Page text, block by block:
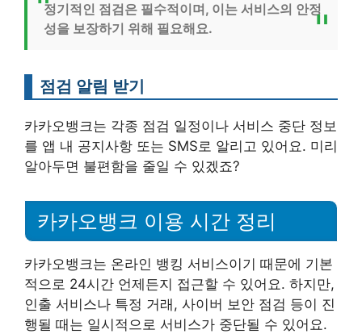
정기적인 점검은 필수적이며, 이는 서비스의 안정
성을 보장하기 위해 필요해요.
점검 알림 받기
카카오뱅크는 각종 점검 일정이나 서비스 중단 정보
를 앱 내 공지사항 또는 SMS로 알리고 있어요. 미리
알아두면 불편함을 줄일 수 있겠죠?
카카오뱅크 이용 시간 정리
카카오뱅크는 온라인 뱅킹 서비스이기 때문에 기본
적으로 24시간 언제든지 접근할 수 있어요. 하지만,
인출 서비스나 특정 거래, 사이버 보안 점검 등이 진
행될 때는 일시적으로 서비스가 중단될 수 있어요.